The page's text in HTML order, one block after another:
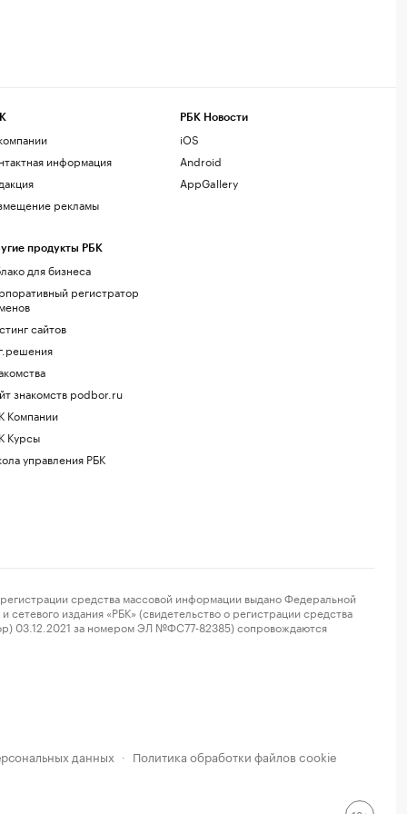
информация
рекламы
продукты РБК
для бизнеса
регистратор
сайтов
знакомств podbor.ru
Компании
Курсы
управления РБК
РБК Новости
iOS
Android
AppGallery
средства массовой информации выдано Федеральной
издания «РБК» (свидетельство о регистрации средства
03.12.2021 за номером ЭЛ №ФС77-82385) сопровождаются
данных · Политика обработки файлов cookie